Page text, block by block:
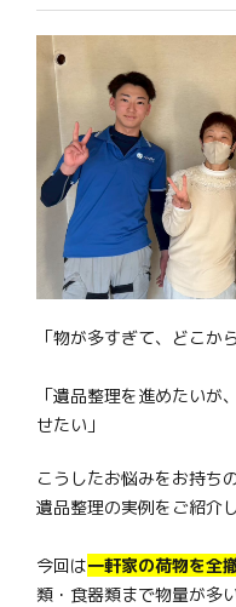
「物が多すぎて、どこか
「遺品整理を進めたい
せたい」
こうしたお悩みをお持ち
遺品整理の実例をご紹介し
今回は一軒家の荷物を全
類・食器類まで物量が多